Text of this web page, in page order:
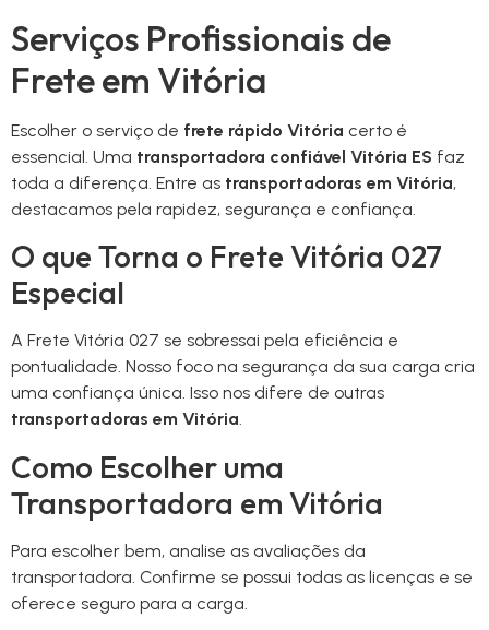
Serviços Profissionais de
Frete em Vitória
Escolher o serviço de frete rápido Vitória certo é
essencial. Uma transportadora confiável Vitória ES faz
toda a diferença. Entre as transportadoras em Vitória,
destacamos pela rapidez, segurança e confiança.
O que Torna o Frete Vitória 027
Especial
A Frete Vitória 027 se sobressai pela eficiência e
pontualidade. Nosso foco na segurança da sua carga cria
uma confiança única. Isso nos difere de outras
transportadoras em Vitória.
Como Escolher uma
Transportadora em Vitória
Para escolher bem, analise as avaliações da
transportadora. Confirme se possui todas as licenças e se
oferece seguro para a carga.